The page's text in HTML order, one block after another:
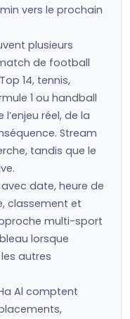
vers le prochain
plusieurs
de football
14, tennis,
1 ou handball
réel, de la
Stream
tandis que le
date, heure de
classement et
multi-sport
lorsque
autres
Al comptent